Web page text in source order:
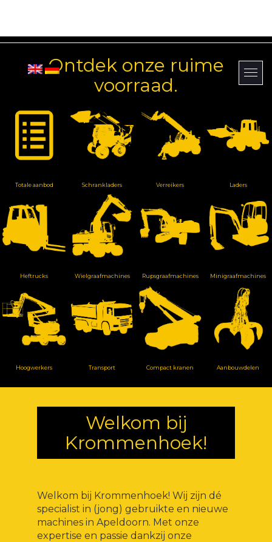
Ontdek onze ruime
voorraad.
Totale aanbod Schrankladers Verreikers Laders
Heftrucks Wielgraafmachines Rupsgraafmachines Minigraafmachines
Hoogwerkers Transport Compact kranen Aanbouwdelen
Welkom bij
Krommenhoek!
Welkom bij Krommenhoek! Wij zijn dé
specialist in (jong) gebruikte en nieuwe
machines in Apeldoorn. Met onze
expertise en passie dankzij onze